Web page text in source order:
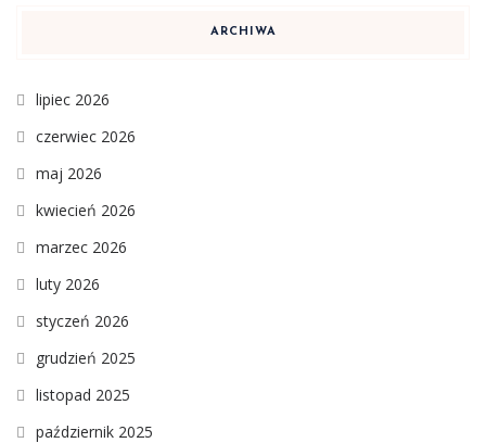
ARCHIWA
lipiec 2026
czerwiec 2026
maj 2026
kwiecień 2026
marzec 2026
luty 2026
styczeń 2026
grudzień 2025
listopad 2025
październik 2025